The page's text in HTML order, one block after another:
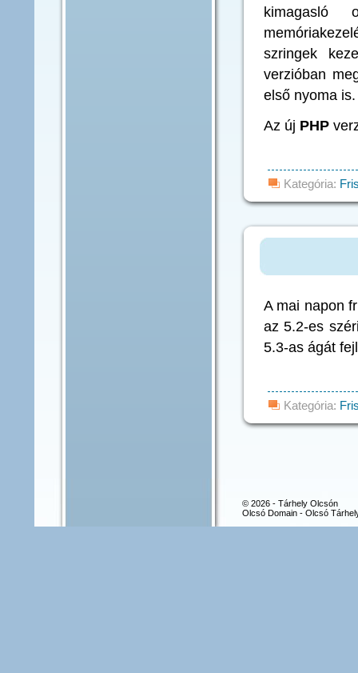
kimagasló
szringek
verzióban
első nyoma is.
Az új PHP
Kategória:
A mai napon
az 5.2-es
5.3-as ágát
Kategória:
© 2026 - Tárhely Olcsón
Olcsó Domain - Olcsó